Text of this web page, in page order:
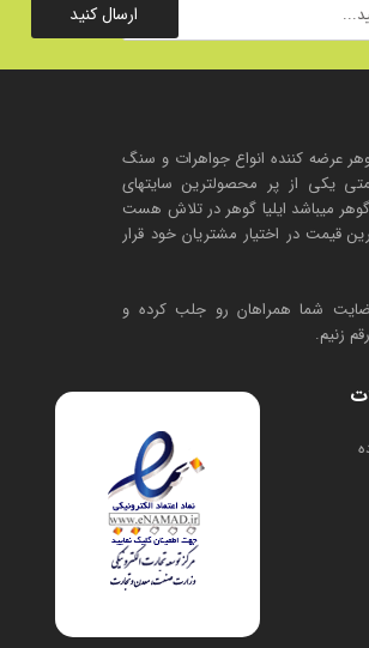
گوهر عرضه کننده انواع جواهرات و سنگ
یکی از پر محصولترین سایتهای
میباشد ایلیا گوهر در تلاش هست
قیمت در اختیار مشتریان خود قرار
شما همراهان رو جلب کرده و
زنیم.
ارسال کنید